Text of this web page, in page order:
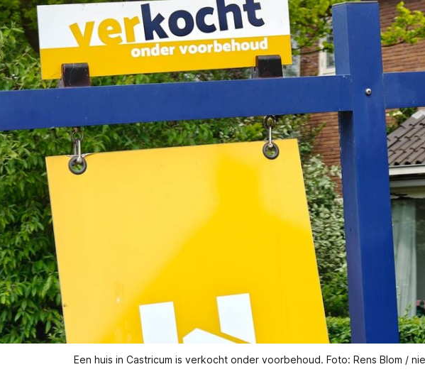
Een huis in Castricum is verkocht onder voorbehoud. Foto: Rens Blom /